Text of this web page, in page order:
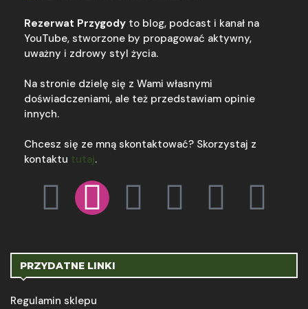
Rezerwat Przygody to blog, podcast i kanał na
YouTube, stworzone by propagować aktywny,
uważny i zdrowy styl życia.
Na stronie dzielę się z Wami własnymi
doświadczeniami, ale też przedstawiam opinie
innych.
Chcesz się ze mną skontaktować? Skorzystaj z
kontaktu tutaj.
PRZYDATNE LINKI
Regulamin sklepu